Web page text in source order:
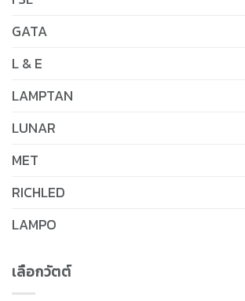
GATA
L & E
LAMPTAN
LUNAR
MET
RICHLED
LAMPO
เลือกวัตต์